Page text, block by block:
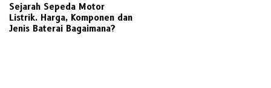
Sejarah Sepeda Motor
Listrik. Harga, Komponen dan
Jenis Baterai Bagaimana?